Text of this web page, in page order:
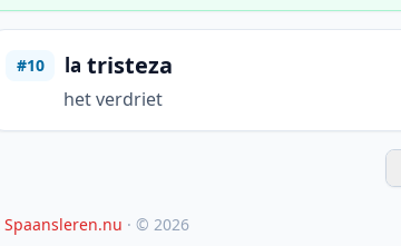
#10 la tristeza
het verdriet
Spaansleren.nu · © 2026